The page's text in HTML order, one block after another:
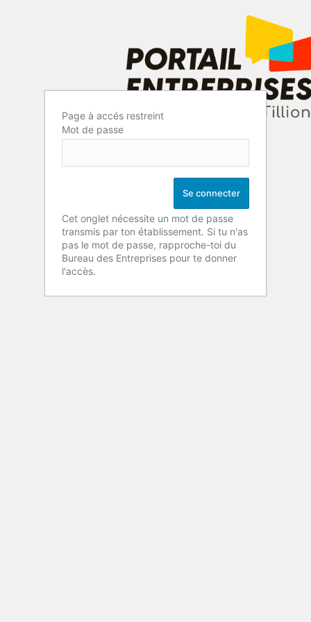
Page à accés restreint
Mot de passe
Cet onglet nécessite un mot de passe
transmis par ton établissement. Si tu n'as
pas le mot de passe, rapproche-toi du
Bureau des Entreprises pour te donner
l'accès.